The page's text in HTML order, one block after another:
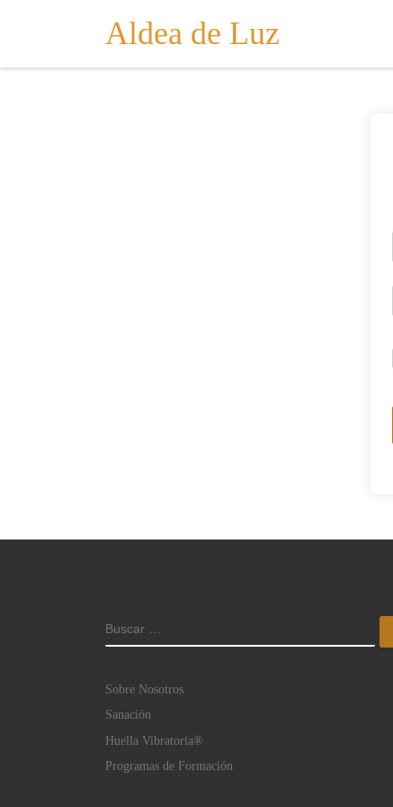
Saltar al contenidoAldea de Luz
BUSCAR
Sobre Nosotros
Sanación
Huella Vibratoria®
Programas de Formación